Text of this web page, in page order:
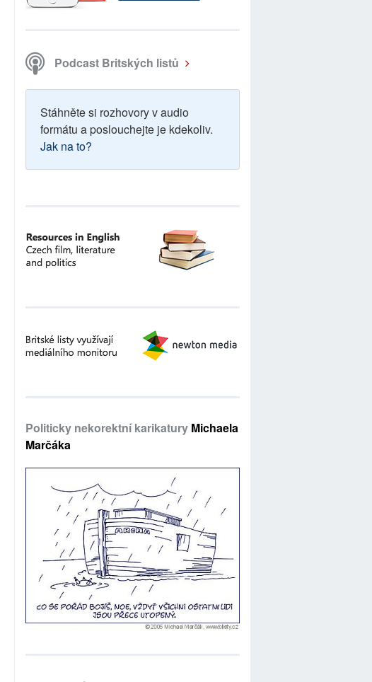
Podcast Britských listů
Stáhněte si rozhovory v audio
formátu a poslouchejte je kdekoliv.
Jak na to?
Politicky nekorektní karikatury Michaela
Marčáka